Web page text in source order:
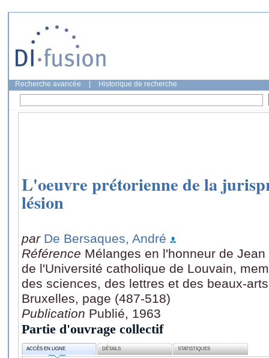
Recherche avancée Historique de recherche
L'oeuvre prétorienne de la
lésion
par De Bersaques, André
Référence Mélanges en l'honneur de
de l'Université catholique de Louvain,
des sciences, des lettres et des beaux-
Bruxelles, page (487-518)
Publication Publié, 1963
Partie d'ouvrage collectif
ACCÈS EN LIGNE DÉTAILS STATISTIQUES